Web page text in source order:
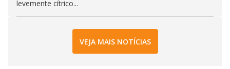
levemente cítrico...
VEJA MAIS NOTÍCIAS